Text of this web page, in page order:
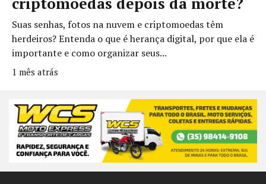
Suas senhas, fotos na nuvem e criptomoedas têm
herdeiros? Entenda o que é herança digital, por que ela é
importante e como organizar seus...
1 mês atrás